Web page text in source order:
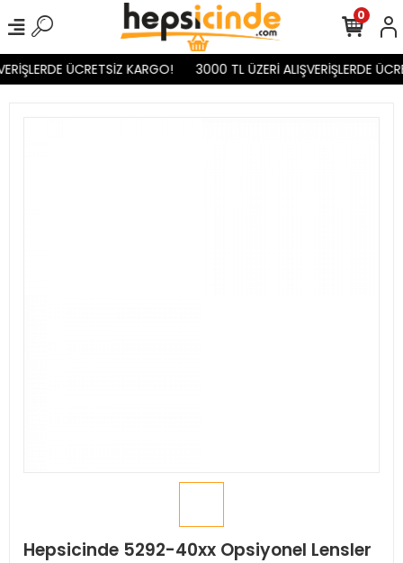
ÜCRETSİZ KARGO! 3000 TL ÜZERİ ALIŞVERİŞLERDE
0
Hepsicinde 5292-40xx Opsiyonel Lensler